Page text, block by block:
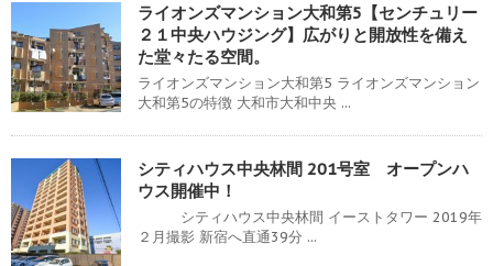
ライオンズマンション大和第5【センチュリー
２１中央ハウジング】広がりと開放性を備え
た堂々たる空間。
ライオンズマンション大和第5 ライオンズマンション
大和第5の特徴 大和市大和中央 ...
シティハウス中央林間 201号室 オープンハ
ウス開催中！
シティハウス中央林間 イーストタワー 2019年
２月撮影 新宿へ直通39分 ...